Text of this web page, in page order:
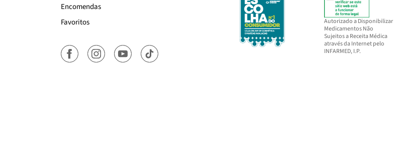
Encomendas
Favoritos
Autorizado a Disponibilizar
Medicamentos Não
Sujeitos a Receita Médica
através da Internet pelo
INFARMED, I.P.